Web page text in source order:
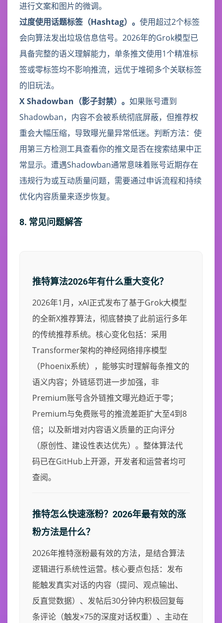
进行文案和图片的微调。
过度使用话题标签（Hashtag）。 使用超过2个标签
会向算法发出垃圾信息信号。2026年的Grok模型已
具备完整的语义理解能力，单条推文使用1个精准标
签或零标签均不影响推流，远优于堆砌多个关联标签
的旧玩法。
X Shadowban（影子封禁）。 如果账号遭到
Shadowban，内容不会被系统彻底屏蔽，但推荐权
重会大幅压缩，导致曝光量异常低迷。判断方法：使
用第三方检测工具查看你的推文是否在搜索结果中正
常显示。遭遇Shadowban通常意味着账号近期存在
违规行为或互动质量问题，需要通过申诉流程和持续
优化内容质量来逐步恢复。
8. 常见问题解答
推特算法2026年有什么重大变化？
2026年1月，xAI正式发布了基于Grok大模型
的全新X推荐算法，彻底替换了此前运行多年
的传统推荐系统。核心变化包括：采用
Transformer架构的神经网络排序模型
（Phoenix系统），能够实时理解每条推文的
语义内容；外链惩罚进一步加强，非
Premium账号含外链推文曝光趋近于零；
Premium与免费账号的推流差距扩大至4到8
倍；以及新增对内容语义质量的正向评分
（原创性、建设性表达优先）。整体算法代
码已在GitHub上开源，开发者和运营者均可
查阅。
推特怎么快速涨粉？2026年最有效的涨
粉方法是什么？
2026年推特涨粉最有效的方法，是结合算法
逻辑进行系统性运营。核心要点包括：发布
能触发真实对话的内容（提问、观点输出、
反直觉数据）、发帖后30分钟内积极回复每
条评论（触发×75的深度对话权重）、主动在